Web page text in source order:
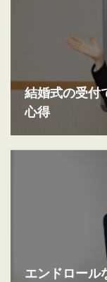
結婚式の受付
心得
エンドロール